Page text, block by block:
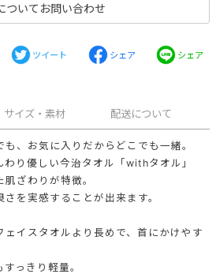
ついてお問い合わせ
ツイート シェア シェア
サイズ・素材 配送について
、お気に入りだからどこでも一緒。
り優しい今治タオル「withタオル」
ざわりが特徴。
を実感することが出来ます。
ェイスタオルより長めで、首にかけやす
っきり軽量。